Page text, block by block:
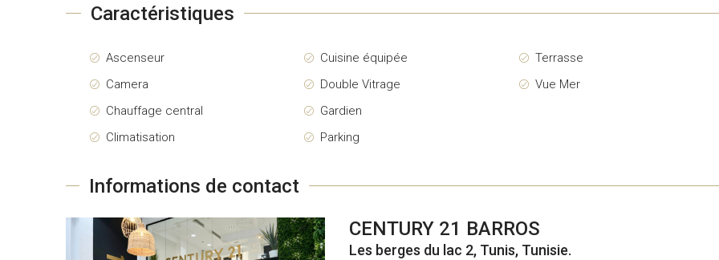
Caractéristiques
Ascenseur
Camera
Chauffage central
Climatisation
Cuisine équipée
Double Vitrage
Gardien
Parking
Terrasse
Vue Mer
Informations de contact
CENTURY 21 BARROS
Les berges du lac 2, Tunis, Tunisie.